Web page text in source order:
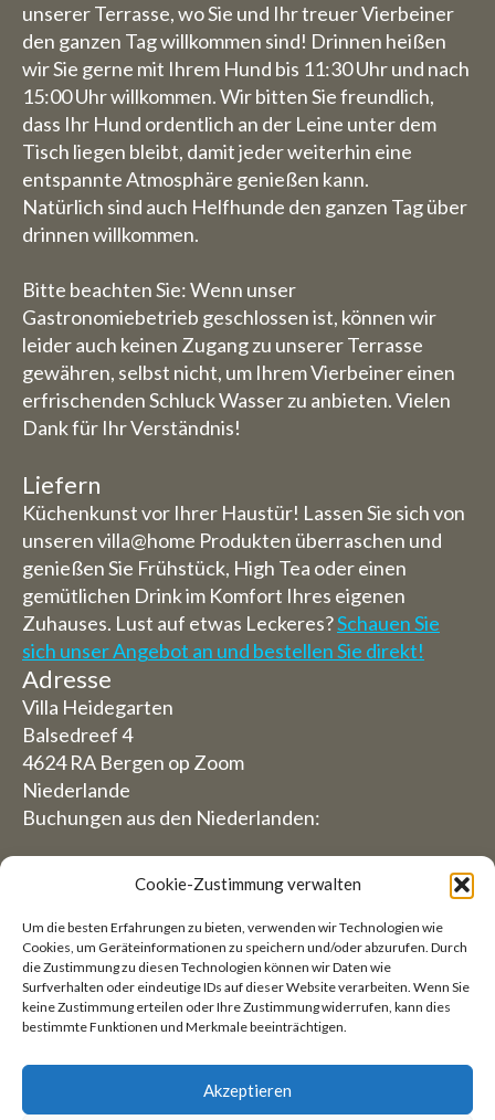
Cookie-Zustimmung verwalten
Um die besten Erfahrungen zu bieten, verwenden wir Technologien wie
Cookies, um Geräteinformationen zu speichern und/oder abzurufen. Durch
die Zustimmung zu diesen Technologien können wir Daten wie
Surfverhalten oder eindeutige IDs auf dieser Website verarbeiten. Wenn Sie
keine Zustimmung erteilen oder Ihre Zustimmung widerrufen, kann dies
bestimmte Funktionen und Merkmale beeinträchtigen.
Akzeptieren
unserer Terrasse, wo Sie und Ihr treuer Vierbeiner
den ganzen Tag willkommen sind! Drinnen heißen
wir Sie gerne mit Ihrem Hund bis 11:30 Uhr und nach
15:00 Uhr willkommen. Wir bitten Sie freundlich,
dass Ihr Hund ordentlich an der Leine unter dem
Tisch liegen bleibt, damit jeder weiterhin eine
entspannte Atmosphäre genießen kann.
Natürlich sind auch Helfhunde den ganzen Tag über
drinnen willkommen.
Bitte beachten Sie: Wenn unser
Gastronomiebetrieb geschlossen ist, können wir
leider auch keinen Zugang zu unserer Terrasse
gewähren, selbst nicht, um Ihrem Vierbeiner einen
erfrischenden Schluck Wasser zu anbieten. Vielen
Dank für Ihr Verständnis!
Liefern
Küchenkunst vor Ihrer Haustür! Lassen Sie sich von
unseren villa@home Produkten überraschen und
genießen Sie Frühstück, High Tea oder einen
gemütlichen Drink im Komfort Ihres eigenen
Zuhauses. Lust auf etwas Leckeres?Schauen Sie
sich unser Angebot an und bestellen Sie direkt!
Adresse
Villa Heidegarten
Balsedreef 4
4624 RA Bergen op Zoom
Niederlande
Buchungen aus den Niederlanden:
der Niederlande)
+31 (0)619117004
E-Mail:welkom@villaheidetuin.nl